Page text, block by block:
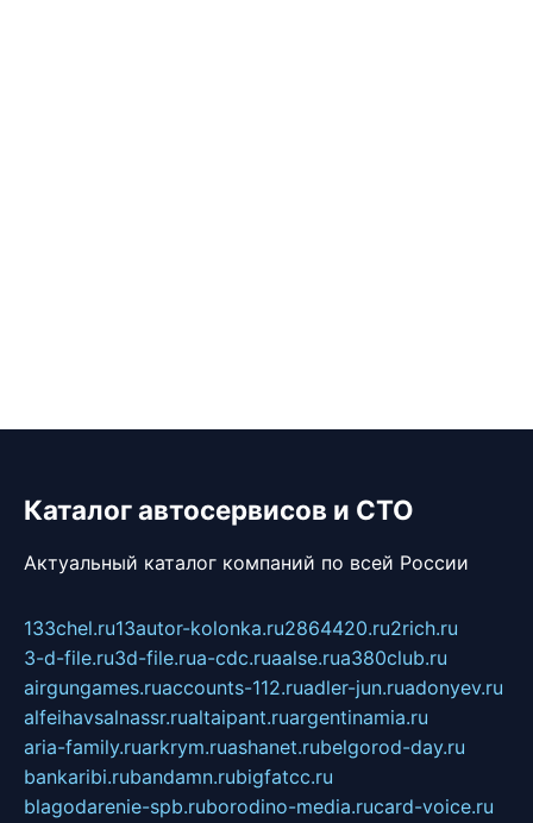
Каталог автосервисов и СТО
Актуальный каталог компаний по всей России
133chel.ru13autor-kolonka.ru2864420.ru2rich.ru
3-d-file.ru3d-file.rua-cdc.ruaalse.rua380club.ru
airgungames.ruaccounts-112.ruadler-jun.ruadonyev.ru
alfeihavsalnassr.rualtaipant.ruargentinamia.ru
aria-family.ruarkrym.ruashanet.rubelgorod-day.ru
bankaribi.rubandamn.rubigfatcc.ru
blagodarenie-spb.ruborodino-media.rucard-voice.ru